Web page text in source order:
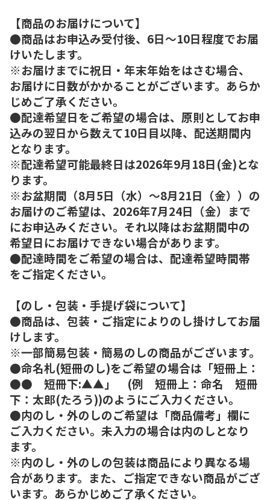
【商品のお届けについて】
●商品はお申込み受付後、6日～10日程度でお届
けいたします。
※お届けまでに祝日・年末年始をはさむ場合、
お届けに日数がかかることがございます。あらか
じめご了承ください。
●配達希望日をご希望の場合は、原則としてお申
込みの翌日から数えて10日目以降、配送期間内
となります。
※配達希望可能最終日は2026年9月18日(金)とな
ります。
※お盆期間（8月5日（水）～8月21日（金））の
お届けのご希望は、2026年7月24日（金）まで
にお申込みください。それ以降はお盆期間中の
希望日にお届けできない場合があります。
●配達時間をご希望の場合は、配達希望時間帯
をご指定ください。
【のし・包装・手提げ袋について】
●商品は、包装・ご指定によりのし掛けしてお届
けします。
※一部簡易包装・簡易のしの商品がございます。
●命名札(短冊のし)をご希望の場合は「短冊上：
●● 短冊下:▲▲」 (例 短冊上：命名 短冊
下：太郎(たろう))のようにご入力ください。
●内のし・外のしのご希望は「商品備考」欄に
ご入力ください。未入力の場合は内のしとなり
ます。
※内のし・外のしの包装は商品により異なる場
合があります。また、ご指定できない商品がござ
います。あらかじめご了承ください。